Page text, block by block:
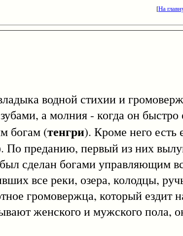
[На
водной стихии и
а молния - когда он быстро
богам (тенгри). Кроме него есть
По преданию, первый из них
сделан богами управляющим
все реки, озера, колодцы,
громовержца, который ездит
женского и мужского пола,